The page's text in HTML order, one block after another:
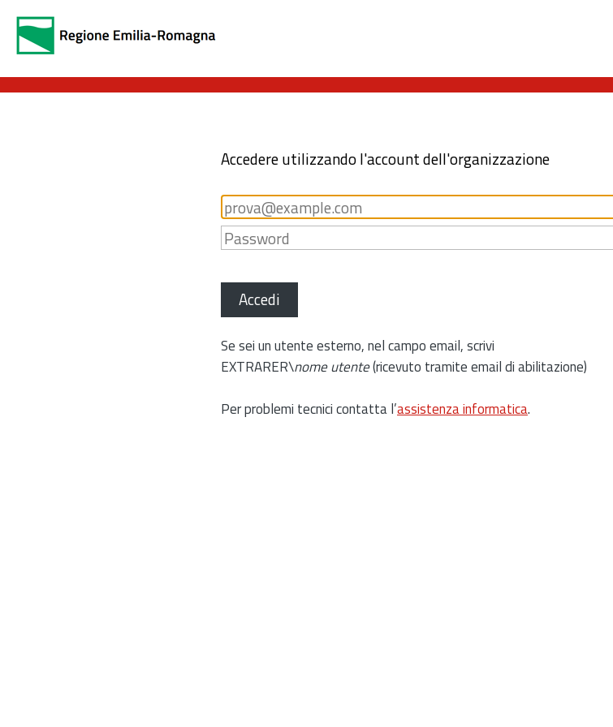
Accedere utilizzando l'account dell'organizzazione
Accedi
Se sei un utente esterno, nel campo email, scrivi
EXTRARER\nome utente(ricevuto tramite email di abilitazione)
Per problemi tecnici contatta l’assistenza informatica.